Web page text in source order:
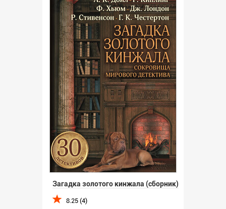
Загадка золотого кинжала (сборник)
8.25 (4)